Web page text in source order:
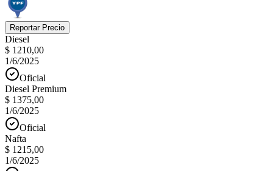
Reportar Precio
Diesel
$ 1210,00
1/6/2025
Oficial
Diesel Premium
$ 1375,00
1/6/2025
Oficial
Nafta
$ 1215,00
1/6/2025